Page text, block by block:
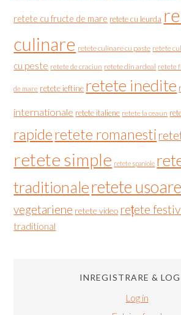
retete cu fructe de mare retete cu leurda
culinare retete culinare cu paste retete
cu peste retete de craciun retete din ardeal retete
de mare retete ieftine retete inedite
internationale retete italiene retete la ceaun
rapideretete romanesti
retete simple retete spaniole
traditionaleretete usoare
vegetariene retete video rețete
traditional
INREGISTRARE &
Log in